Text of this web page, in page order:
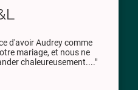
d'avoir Audrey comme
mariage, et nous ne
chaleureusement...."